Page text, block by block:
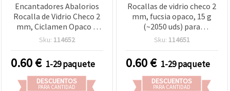
Encantadores Abalorios
Rocalla de Vidrio Checo 2
mm, Ciclamen Opaco –
Perfectos para Bisutería,
DIY – 15 g (aprox. 2050
uds)
Sku: 114652
0.60€ 1-29 paquete
DESCUENTOS
PARA CANTIDAD
Rocallas de vidrio checo 2
mm, fucsia opaco, 15 g
(~2050 uds) para
manualidades y bisutería
Sku: 114651
0.60€ 1-29 paquete
DESCUENTOS
PARA CANTIDAD